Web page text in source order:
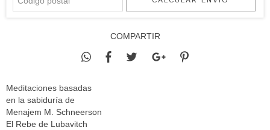
COMPARTIR
Meditaciones basadas
en la sabiduría de
Menajem M. Schneerson
El Rebe de Lubavitch